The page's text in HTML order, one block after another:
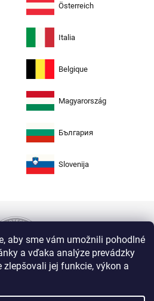
aby sme vám umožnili pohodlné
a vďaka analýze prevádzky
jej funkcie, výkon a
Österreich
Italia
Belgique
Magyarország
България
Slovenija